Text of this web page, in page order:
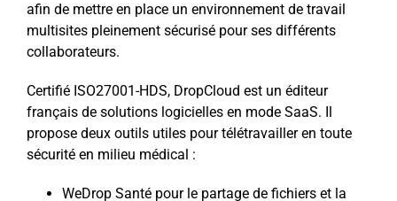
afin de mettre en place un environnement de travail
multisites pleinement sécurisé pour ses différents
collaborateurs.
Certifié ISO27001-HDS, DropCloud est un éditeur
français de solutions logicielles en mode SaaS. Il
propose deux outils utiles pour télétravailler en toute
sécurité en milieu médical :
WeDrop Santé pour le partage de fichiers et la